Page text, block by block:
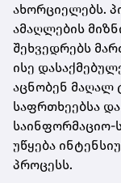
ახორციელებს.
ამაღლების
შეხვედრებს
ისე
აცნობენ მაღალ
საფრთხეებსა
საინფორმაციო-
უწყება
პროცესს.